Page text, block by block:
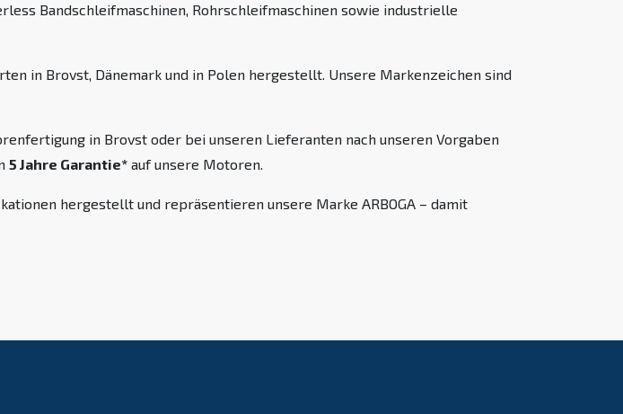
Bandschleifmaschinen, Rohrschleifmaschinen sowie industrielle
in Brovst, Dänemark und in Polen hergestellt. Unsere Markenzeichen sind
in Brovst oder bei unseren Lieferanten nach unseren Vorgaben
5 Jahre Garantie* auf unsere Motoren.
hergestellt und repräsentieren unsere Marke ARBOGA – damit